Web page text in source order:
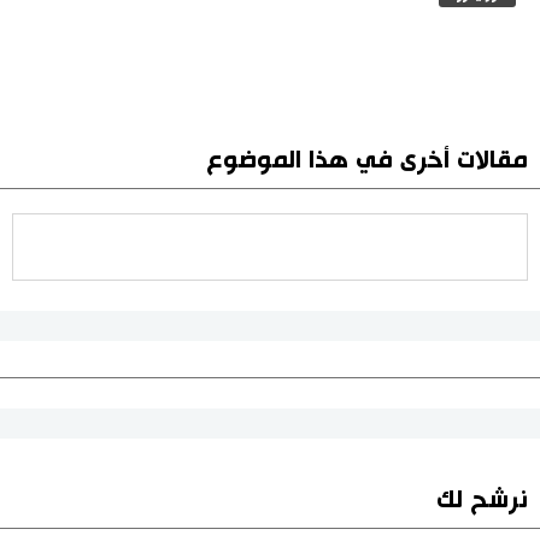
مقالات أخرى في هذا الموضوع
نرشح لك